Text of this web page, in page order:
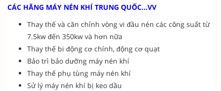
CÁC HÃNG MÁY NÉN KHÍ TRUNG QUỐC…VV
Thay thế và căn chỉnh vòng vi đầu nén các công suất từ
7.5kw đến 350kw và hơn nữa
Thay thế bi động cơ chính, động cơ quạt
Bảo trì bảo dưỡng máy nén khí
Thay thế phụ tùng máy nén khí
Sử lý máy nén khí bị keo dầu